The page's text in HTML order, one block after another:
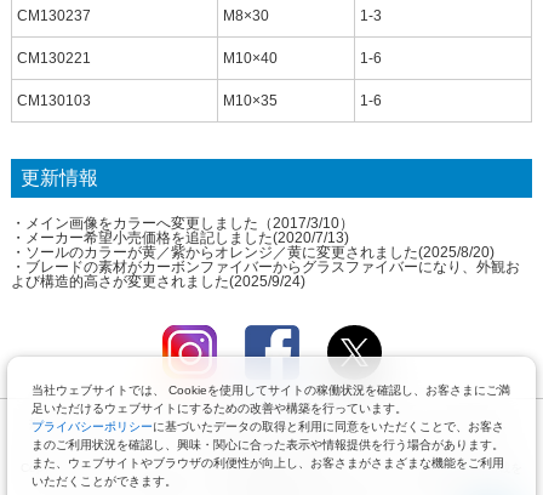
CM130237 M8×30 1-3
CM130221 M10×40 1-6
CM130103 M10×35 1-6
更新情報
・メイン画像をカラーへ変更しました（2017/3/10）
・メーカー希望小売価格を追記しました(2020/7/13)
・ソールのカラーが黄／紫からオレンジ／黄に変更されました(2025/8/20)
・ブレードの素材がカーボンファイバーからグラスファイバーになり、外観お
よび構造的高さが変更されました(2025/9/24)
推奨ブラウザ：Google Chrome（最新版）、Mozilla Firefox（最新版）、Safari5.0以降、
Internet Explorer10以上
Copyright © by Pacific Supply Co.,Ltd. All Rights Reserved. コンテンツの無断使用・転載を
当社ウェブサイトでは、 Cookieを使用してサイトの稼働状況を確認し、お客さまにご満
足いただけるウェブサイトにするための改善や構築を行っています。
プライバシーポリシーに基づいたデータの取得と利用に同意をいただくことで、お客さ
まのご利用状況を確認し、興味・関心に合った表示や情報提供を行う場合があります。
また、ウェブサイトやブラウザの利便性が向上し、お客さまがさまざまな機能をご利用
いただくことができます。